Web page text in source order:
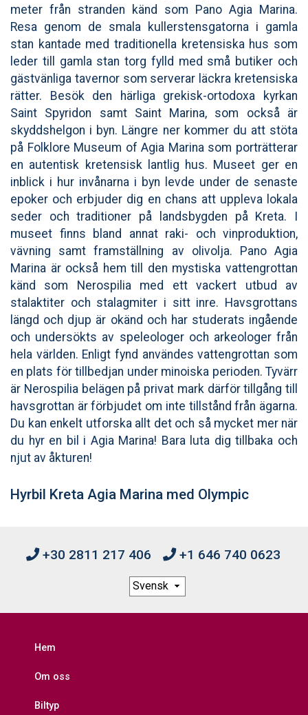
meter från stranden känd som Pano Agia Marina.
Resa genom de smala kullerstensgatorna i gamla
stan kantade med traditionella kretensiska hus som
leder till gamla stan torg fylld med små butiker och
gästvänliga tavernor som serverar läckra kretensiska
rätter. Besök den härliga grekisk-ortodoxa kyrkan
Saint Spyridon samt Saint Marina, som också är
skyddshelgon i byn. Längre ner kommer du att stöta
på Folklore Museum of Agia Marina som porträtterar
en autentisk kretensisk lantlig hus. Museet ger en
inblick i hur invånarna i byn levde under de senaste
epoker och erbjuder dig en chans att uppleva lokala
seder och traditioner på landsbygden på Kreta. I
museet finns bland annat raki- och vinproduktion,
vävning samt framställning av olivolja. Pano Agia
Marina är också hem till den mystiska vattengrottan
känd som Nerospilia med ett vackert utbud av
stalaktiter och stalagmiter i sitt inre. Havsgrottans
längd och djup är okänd och har studerats ingående
och undersökts av speleologer och arkeologer från
hela världen. Enligt fynd användes vattengrottan som
en plats för tillbedjan under minoiska perioden. Tyvärr
är Nerospilia belägen på privat mark därför tillgång till
havsgrottan är förbjudet om inte tillstånd från ägarna.
Du kan enkelt utforska allt det och så mycket mer när
du hyr en bil i Agia Marina! Bara luta dig tillbaka och
njut av åkturen!
Hyrbil Kreta Agia Marina med Olympic
+30 2811 217 406 +1 646 740 0623
Hem
Om oss
Biltyp